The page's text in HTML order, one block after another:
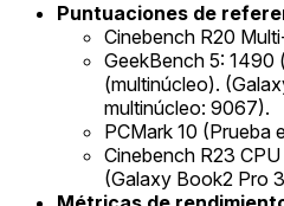
Puntuaciones de
Cinebench R20
GeekBench 5: 1490
(multinúcleo).
multinúcleo: 9067).
PCMark 10 (Prueba
Cinebench R23
(Galaxy Book2 Pro